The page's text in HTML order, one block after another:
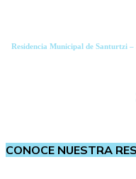
Residencia Municipal de Santurtzi
CONOCE NUESTRA